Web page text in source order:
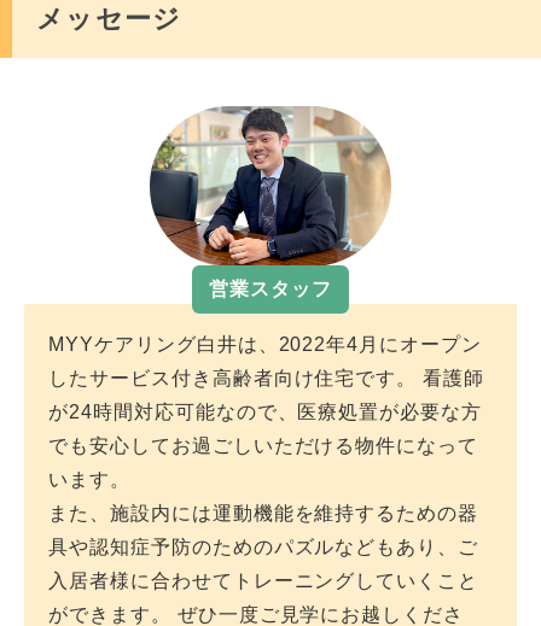
認知症
肝炎 △
疥癬
ALS 〇
呼吸器 〇
メッセージ
営業スタッフ
MYYケアリング白井は、2022年4月にオープン
したサービス付き高齢者向け住宅です。 看護師
が24時間対応可能なので、医療処置が必要な方
でも安心してお過ごしいただける物件になって
います。
また、施設内には運動機能を維持するための器
具や認知症予防のためのパズルなどもあり、ご
入居者様に合わせてトレーニングしていくこと
ができます。 ぜひ一度ご見学にお越しくださ